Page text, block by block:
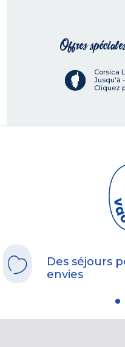
Offres
Corsica
Jusqu'à
Cliquez
Des séjours
envies